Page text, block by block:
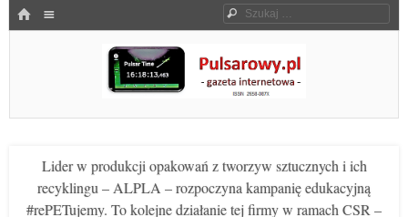
HOME Szukaj
Pulsarowy.pl
Lider w produkcji opakowań z tworzyw sztucznych i ich
recyklingu – ALPLA – rozpoczyna kampanię edukacyjną
#rePETujemy. To kolejne działanie tej firmy w ramach CSR –